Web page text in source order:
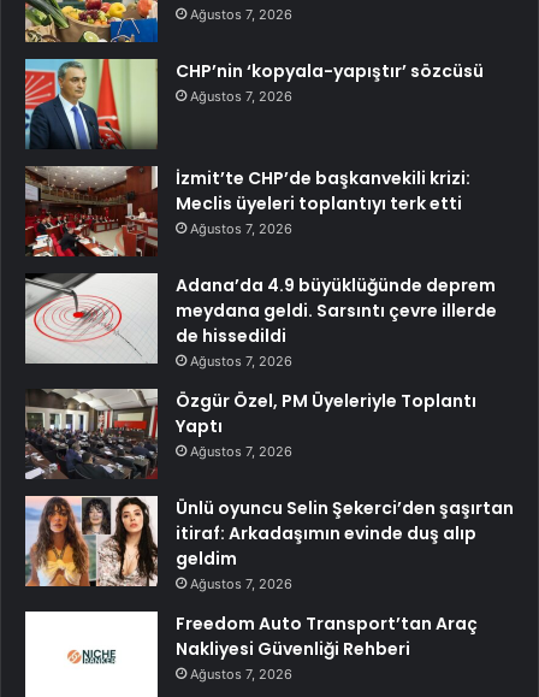
Ağustos 7, 2026
CHP’nin ‘kopyala-yapıştır’ sözcüsü
Ağustos 7, 2026
İzmit’te CHP’de başkanvekili krizi:
Meclis üyeleri toplantıyı terk etti
Ağustos 7, 2026
Adana’da 4.9 büyüklüğünde deprem
meydana geldi. Sarsıntı çevre illerde
de hissedildi
Ağustos 7, 2026
Özgür Özel, PM Üyeleriyle Toplantı
Yaptı
Ağustos 7, 2026
Ünlü oyuncu Selin Şekerci’den şaşırtan
itiraf: Arkadaşımın evinde duş alıp
geldim
Ağustos 7, 2026
Freedom Auto Transport’tan Araç
Nakliyesi Güvenliği Rehberi
Ağustos 7, 2026